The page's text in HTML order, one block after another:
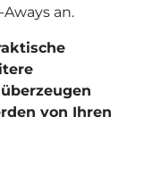
an.
von Ihren